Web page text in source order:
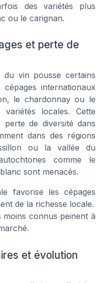
des variétés plus
ou le carignan.
et perte de
du vin pousse certains
internationaux
le chardonnay ou le
locales. Cette
de diversité dans
dans des régions
ou la vallée du
comme le
sont menacés.
favorise les cépages
de la richesse locale.
moins connus peinent à
et évolution